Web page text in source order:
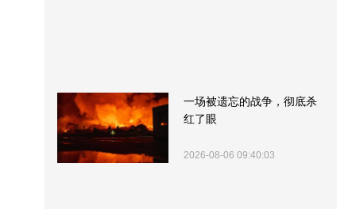
一场被遗忘的战争，彻底杀
红了眼
2026-08-06 09:40:03